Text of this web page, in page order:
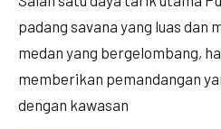
padang savana yang luas dan
medan yang bergelombang,
memberikan pemandangan
dengan kawasan